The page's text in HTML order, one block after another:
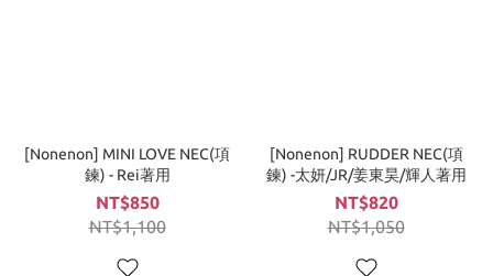
[Nonenon] MINI LOVE NEC(項
鍊) - Rei著用
NT$850
NT$1,100
[Nonenon] RUDDER NEC(項
鍊) -太妍/JR/姜東昊/輝人著用
NT$820
NT$1,050